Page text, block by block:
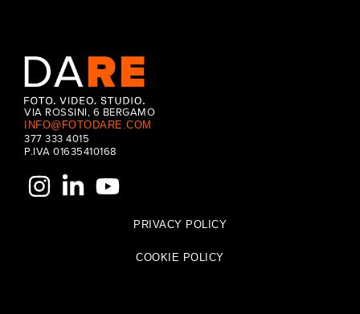
VIA ROSSINI, 6 BERGAMO
INFO@FOTODARE.COM
377 333 4015
P.IVA 01635410168
PRIVACY POLICY
COOKIE POLICY